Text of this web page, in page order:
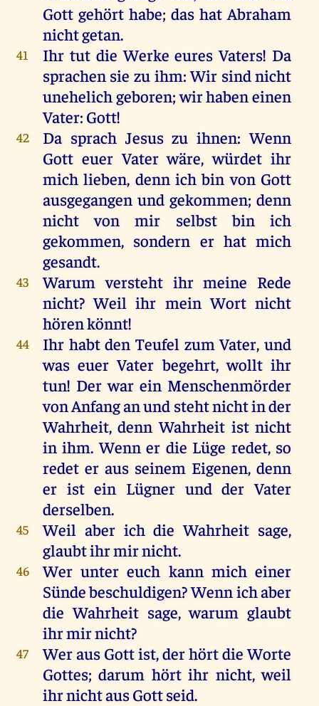
Gott gehört habe;das hat Abraham
nichtgetan.
41 Ihr tut die Werke eures Vaters! Da
sprachen sie zu ihm:Wir sindnicht
unehelichgeboren;wirhabeneinen
Vater: Gott!
42 Da sprach Jesus zu ihnen:Wenn
Gott euer Vater wäre,würdet ihr
mich lieben, denn ich bin von Gott
ausgegangen und gekommen;denn
nicht
von mir selbst bin
ich
gekommen, sondern er hat mich
gesandt.
43 Warum versteht ihr meine Rede
nicht?Weil ihr mein Wort nicht
hörenkönnt!
44 Ihr habt den Teufel zum Vater,und
was euer Vater begehrt,wollt ihr
tun! Der war ein Menschenmörder
vonAnfanganund stehtnichtinder
Wahrheit,denn Wahrheit ist nicht
in ihm.Wenn er die Lüge redet, so
redet er aus seinem Eigenen,denn
er ist ein Lügner und der Vater
derselben.
45 Weil aber ich die Wahrheit sage,
glaubtihrmirnicht.
46 Wer unter euch kann mich einer
Sündebeschuldigen?Wennichaber
die Wahrheit sage,warum glaubt
ihrmirnicht?
47 Weraus Gottist,derhörtdie Worte
Gottes;darum hört ihr nicht,weil
ihrnichtausGottseid.